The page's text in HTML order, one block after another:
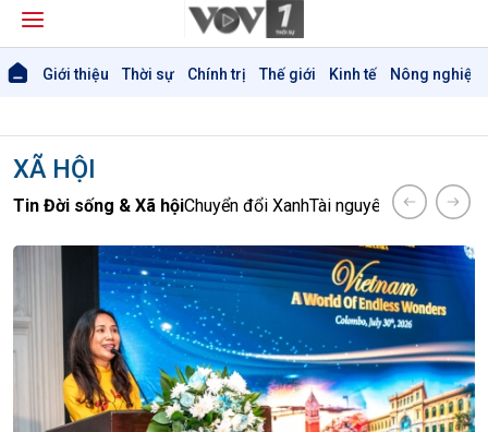
Giới thiệu Thời sự Chính trị Thế giới Kinh tế Nông nghiệp
XÃ HỘI
Tin Đời sống & Xã hộiChuyển đổi XanhTài nguyên và Môi